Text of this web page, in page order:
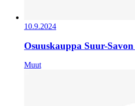
10.9.2024
Osuuskauppa Suur-
Muut